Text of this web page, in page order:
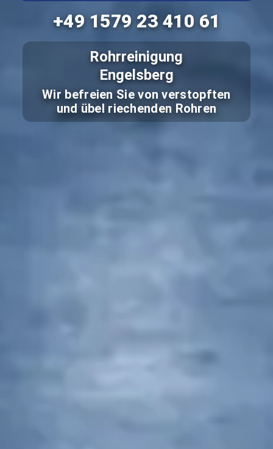
+49 1579 23 410 61
Rohrreinigung
Engelsberg
Wir befreien Sie von verstopften
und übel riechenden Rohren